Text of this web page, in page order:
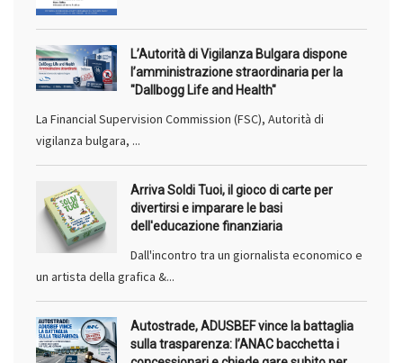
L’Autorità di Vigilanza Bulgara dispone
l’amministrazione straordinaria per la
"Dallbogg Life and Health"
La Financial Supervision Commission (FSC), Autorità di
vigilanza bulgara, ...
Arriva Soldi Tuoi, il gioco di carte per
divertirsi e imparare le basi
dell'educazione finanziaria
Dall'incontro tra un giornalista economico e
un artista della grafica &...
Autostrade, ADUSBEF vince la battaglia
sulla trasparenza: l’ANAC bacchetta i